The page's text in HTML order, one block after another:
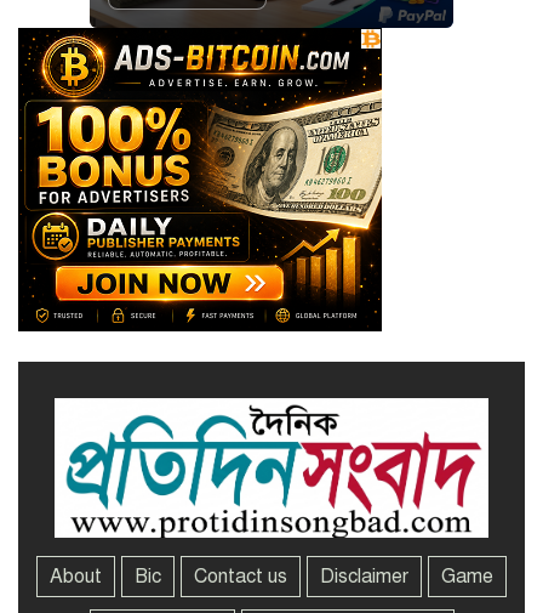
সাভারে এমপি ও তাঁর স্ত্রীকে
শিক্ষাপ্রতিষ্ঠানের সভাপতি, উঠেছে
আইনি প্রশ্ন
নজরুল বিশ্ববিদ্যালয়ে ব্যবসায় প্রশাসন
অনুষদের গবেষণা প্রকল্প ২০২৫-২৬
অর্থবছরের সেমিনার
সখীপুরে স্ত্রী-সন্তানের বিরুদ্ধে অসুস্থ
স্বামীকে ফেলে যাওয়ার অভিযোগ
About Bic Contact us Disclaimer Game